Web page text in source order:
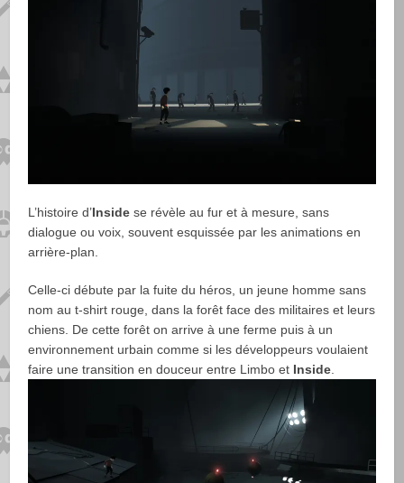
L’histoire d’Inside se révèle au fur et à mesure, sans
dialogue ou voix, souvent esquissée par les animations en
arrière-plan.
Celle-ci débute par la fuite du héros, un jeune homme sans
nom au t-shirt rouge, dans la forêt face des militaires et leurs
chiens. De cette forêt on arrive à une ferme puis à un
environnement urbain comme si les développeurs voulaient
faire une transition en douceur entre Limbo et Inside